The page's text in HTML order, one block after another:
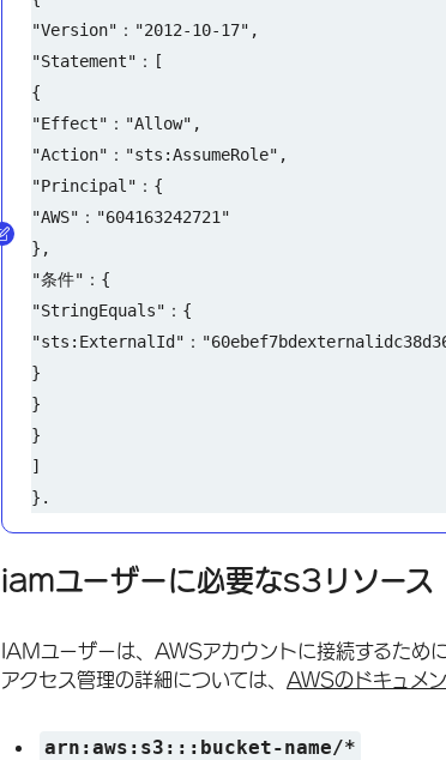
"Version"："2012-10-17",
"Statement"：[
{
"Effect"："Allow",
"Action"："sts:AssumeRole",
"Principal"：{
"AWS"："604163242721"
},
"条件"：{
"StringEquals"：{
"sts:ExternalId"：
}
}
}
]
}.
iamユーザーに必要なs3リソース
IAMユーザーは、AWSアカウントに接続するため
アクセス管理の詳細については、 AWSのドキュメ
arn:aws:s3:::bucket-name/*